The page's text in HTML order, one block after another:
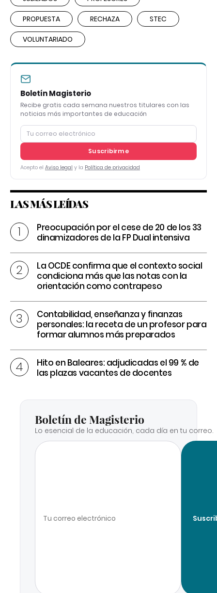
PROPUESTA RECHAZA STEC
VOLUNTARIADO
Boletín Magisterio
Recibe gratis cada semana nuestros titulares con las
noticias más importantes de educación
Suscribirme
Acepto el Aviso legal y la Política de privacidad
LAS MÁS LEÍDAS
Preocupación por el cese de 20 de los 33
dinamizadores de la FP Dual intensiva
La OCDE confirma que el contexto social
condiciona más que las notas con la
orientación como contrapeso
Contabilidad, enseñanza y finanzas
personales: la receta de un profesor para
formar alumnos más preparados
Hito en Baleares: adjudicadas el 99 % de
las plazas vacantes de docentes
Boletín de Magisterio
Lo esencial de la educación, cada día en tu correo.